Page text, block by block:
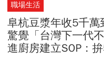
職場生活
阜杭豆漿年收5千
驚覺「台灣下一代
進廚房建立SOP：